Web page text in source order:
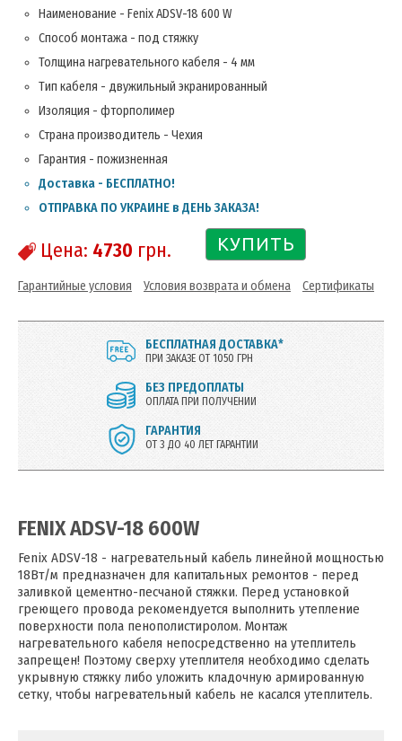
Наименование - Fenix ADSV-18 600 W
Способ монтажа - под стяжку
Толщина нагревательного кабеля - 4 мм
Тип кабеля - двужильный экранированный
Изоляция - фторполимер
Страна производитель - Чехия
Гарантия - пожизненная
Доставка - БЕСПЛАТНО!
ОТПРАВКА ПО УКРАИНЕ в ДЕНЬ ЗАКАЗА!
Цена: 4730 грн. КУПИТЬ
Гарантийные условия Условия возврата и обмена Сертификаты
БЕСПЛАТНАЯ ДОСТАВКА*
ПРИ ЗАКАЗЕ ОТ 1050 ГРН
БЕЗ ПРЕДОПЛАТЫ
ОПЛАТА ПРИ ПОЛУЧЕНИИ
ГАРАНТИЯ
ОТ 3 ДО 40 ЛЕТ ГАРАНТИИ
FENIX ADSV-18 600W
Fenix ADSV-18 - нагревательный кабель линейной мощностью
18Вт/м предназначен для капитальных ремонтов - перед
заливкой цементно-песчаной стяжки. Перед установкой
греющего провода рекомендуется выполнить утепление
поверхности пола пенополистиролом. Монтаж
нагревательного кабеля непосредственно на утеплитель
запрещен! Поэтому сверху утеплителя необходимо сделать
укрывную стяжку либо уложить кладочную армированную
сетку, чтобы нагревательный кабель не касался утеплитель.